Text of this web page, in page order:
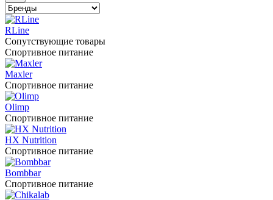
RLine
Сопутствующие товары
Спортивное питание
Maxler
Спортивное питание
Olimp
Спортивное питание
HX Nutrition
Спортивное питание
Bombbar
Спортивное питание